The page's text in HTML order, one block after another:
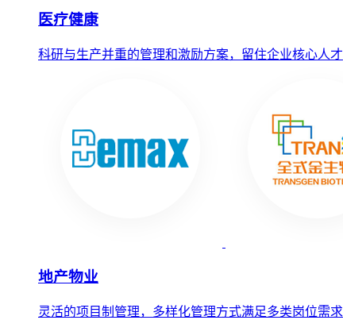
医疗健康
科研与生产并重的管理和激励方案，留住企业核心人才
地产物业
灵活的项目制管理，多样化管理方式满足多类岗位需求